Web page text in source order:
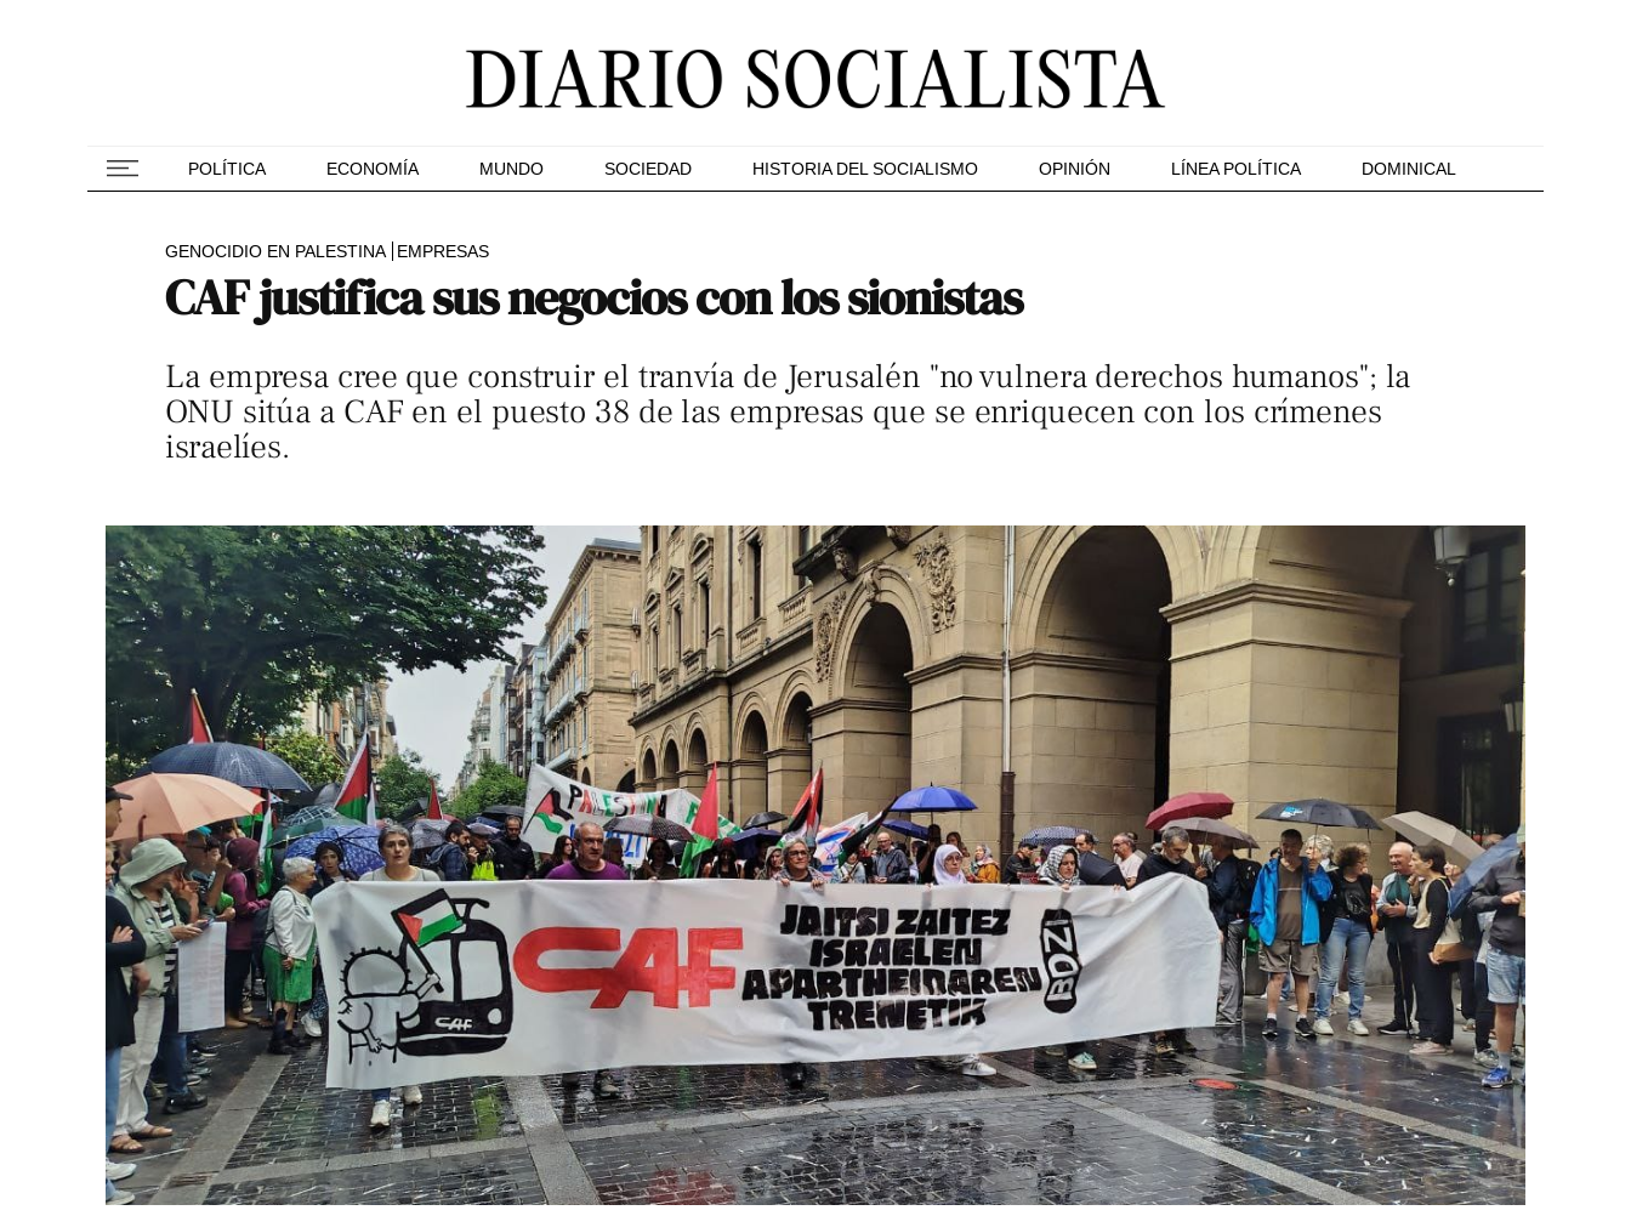
POLÍTICA ECONOMÍA MUNDO SOCIEDAD HISTORIA DEL SOCIALISMO OPINIÓN LÍNEA POLÍTICA DOMINICAL
GENOCIDIO EN PALESTINA EMPRESAS
CAF justifica sus negocios con los sionistas
La empresa cree que construir el tranvía de Jerusalén "no vulnera derechos humanos"; la
ONU sitúa a CAF en el puesto 38 de las empresas que se enriquecen con los crímenes
israelíes.